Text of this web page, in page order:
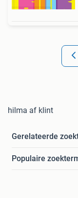
hilma af klint
Gerelateerde
Populaire